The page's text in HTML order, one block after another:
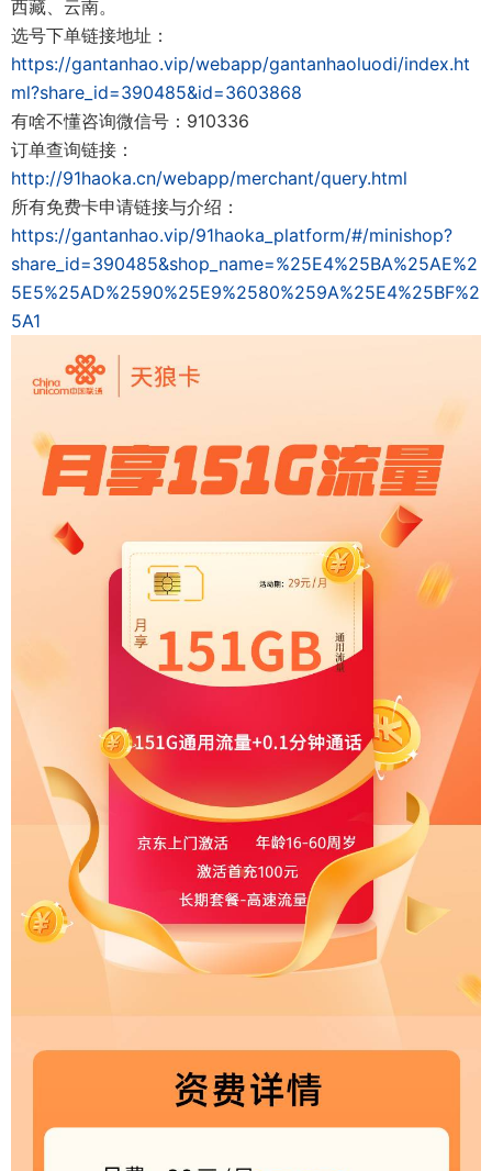
西藏、云南。
选号下单链接地址：
https://gantanhao.vip/webapp/gantanhaoluodi/index.ht
ml?share_id=390485&id=3603868
有啥不懂咨询微信号：910336
订单查询链接：
http://91haoka.cn/webapp/merchant/query.html
所有免费卡申请链接与介绍：
https://gantanhao.vip/91haoka_platform/#/minishop?
share_id=390485&shop_name=%25E4%25BA%25AE%2
5E5%25AD%2590%25E9%2580%259A%25E4%25BF%2
5A1